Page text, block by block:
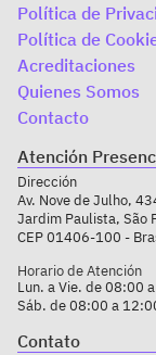
Política de
Política de
Acreditaciones
Quienes Somos
Contacto
Atención
Dirección
Av. Nove de Julho,
Jardim Paulista, São
CEP 01406-100 -
Horario de Atención
Lun. a Vie. de 08:00
Sáb. de 08:00 a
Contato